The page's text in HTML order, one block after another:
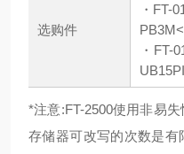
选购件
・FT-
・FT-
*注意:FT-2500使用非易
存储器可改写的次数是